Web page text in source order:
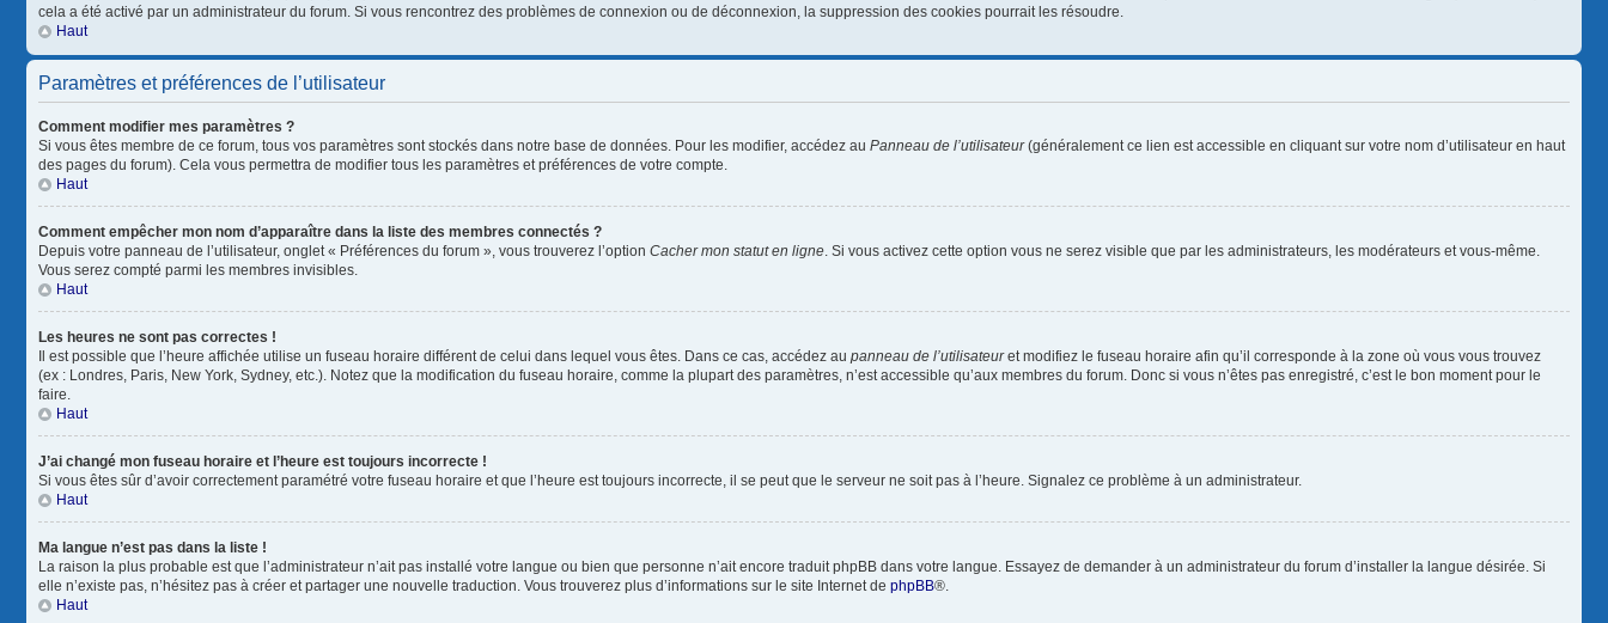
cela a été activé par un administrateur du forum. Si vous rencontrez des problèmes de connexion ou de déconnexion, la suppression des cookies pourrait les résoudre.
Haut
Paramètres et préférences de l’utilisateur
Comment modifier mes paramètres ?
Si vous êtes membre de ce forum, tous vos paramètres sont stockés dans notre base de données. Pour les modifier, accédez au Panneau de l’utilisateur(généralement ce lien est accessible en cliquant sur votre nom d’utilisateur en haut
des pages du forum). Cela vous permettra de modifier tous les paramètres et préférences de votre compte.
Haut
Comment empêcher mon nom d’apparaître dans la liste des membres connectés ?
Depuis votre panneau de l’utilisateur, onglet « Préférences du forum », vous trouverez l’option Cacher mon statut en ligne. Si vous activez cette option vous ne serez visible que par les administrateurs, les modérateurs et vous-même.
Vous serez compté parmi les membres invisibles.
Haut
Les heures ne sont pas correctes !
Il est possible que l’heure affichée utilise un fuseau horaire différent de celui dans lequel vous êtes. Dans ce cas, accédez au panneau de l’utilisateuret modifiez le fuseau horaire afin qu’il corresponde à la zone où vous vous trouvez
(ex : Londres, Paris, New York, Sydney, etc.). Notez que la modification du fuseau horaire, comme la plupart des paramètres, n’est accessible qu’aux membres du forum. Donc si vous n’êtes pas enregistré, c’est le bon moment pour le
faire.
Haut
J’ai changé mon fuseau horaire et l’heure est toujours incorrecte !
Si vous êtes sûr d’avoir correctement paramétré votre fuseau horaire et que l’heure est toujours incorrecte, il se peut que le serveur ne soit pas à l’heure. Signalez ce problème à un administrateur.
Haut
Ma langue n’est pas dans la liste !
La raison la plus probable est que l’administrateur n’ait pas installé votre langue ou bien que personne n’ait encore traduit phpBB dans votre langue. Essayez de demander à un administrateur du forum d’installer la langue désirée. Si
elle n’existe pas, n’hésitez pas à créer et partager une nouvelle traduction. Vous trouverez plus d’informations sur le site Internet de phpBB®.
Haut